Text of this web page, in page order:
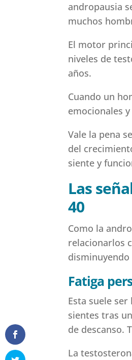
andropausia
muchos
El motor
niveles de
años.
Cuando un
emocionales
Vale la pena
del
siente y
Las
40
Como la
relacionarlos
Fatiga
Esta suele
sientes tras
de descanso.
La